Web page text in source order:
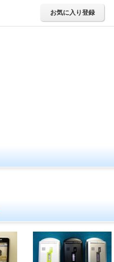
お気に入り登録